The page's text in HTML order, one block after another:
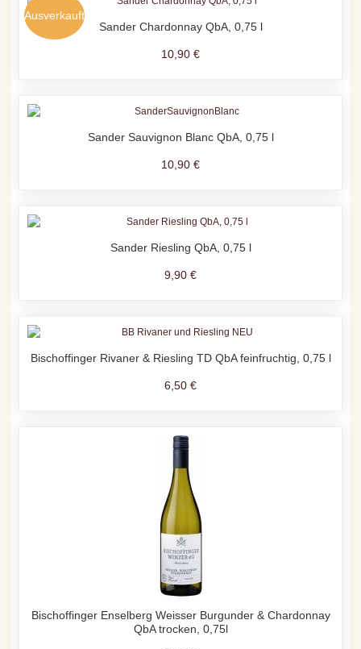
Ausverkauft
Sander Chardonnay QbA, 0,75 l
10,90 €
Sander Sauvignon Blanc QbA, 0,75 l
10,90 €
Sander Riesling QbA, 0,75 l
9,90 €
Bischoffinger Rivaner & Riesling TD QbA feinfruchtig, 0,75 l
6,50 €
Bischoffinger Enselberg Weisser Burgunder & Chardonnay
QbA trocken, 0,75l